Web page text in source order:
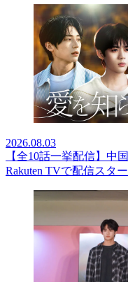
2026.08.03
【全10話一挙配信】中
Rakuten TVで配信スター